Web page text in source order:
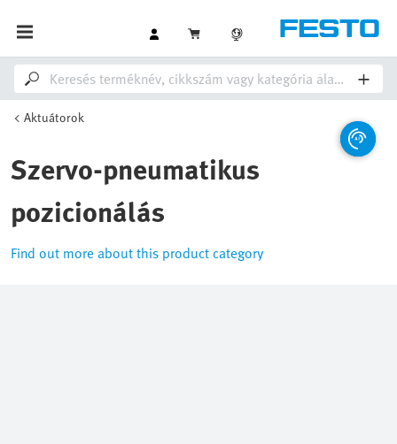
Aktuátorok
Szervo-pneumatikus
pozicionálás
Find out more about this product category